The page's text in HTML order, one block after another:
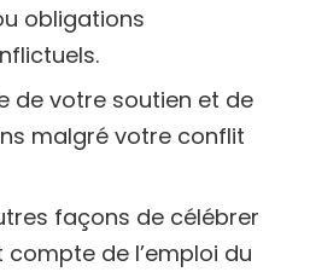
obligations
de votre soutien et de
malgré votre conflit
façons de célébrer
de l’emploi du